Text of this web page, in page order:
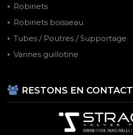
Robinets
Robinets boisseau
Tubes / Poutres / Supportage
Vannes guillotine
RESTONS EN CONTACT